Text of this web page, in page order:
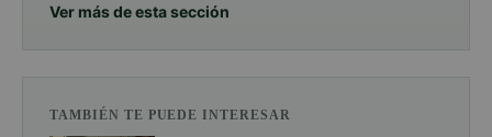
Ver más de esta sección
TAMBIÉN TE PUEDE INTERESAR